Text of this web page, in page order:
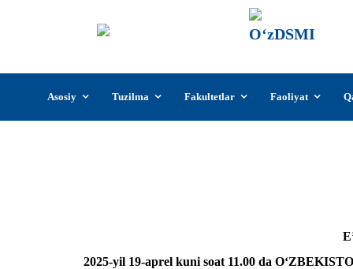
content
Asosiy Tuzilma Fakultetlar Faoliyat
2025-yil 19-aprel kuni soat 11.00 da